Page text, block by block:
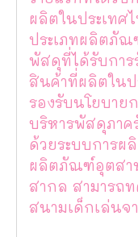
ผลิตในประเทศ
ประเภทผลิตภั
พัสดุที่ได้รับการ
สินค้าที่ผลิตในป
รองรับนโยบาย
บริหารพัสดุภาค
ด้วยระบบการผ
ผลิตภัณฑ์อุตสา
สากล สามารถ
สนามเด็กเล่นจ